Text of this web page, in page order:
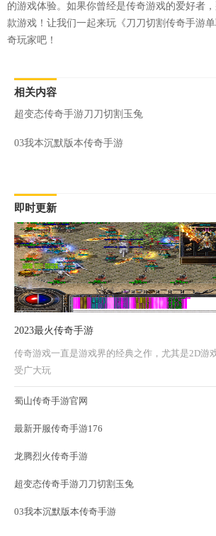
的游戏体验。如果你曾经是传奇游戏的爱好者
款游戏！让我们一起来玩《刀刀切割传奇手游
奇玩家吧！
相关内容
超变态传奇手游刀刀切割玉兔
03我本沉默版本传奇手游
即时更新
2023最火传奇手游
传奇游戏一直是游戏界的经典之作，尤其是2D游
受广大玩
蜀山传奇手游官网
最新开服传奇手游176
龙腾烈火传奇手游
超变态传奇手游刀刀切割玉兔
03我本沉默版本传奇手游